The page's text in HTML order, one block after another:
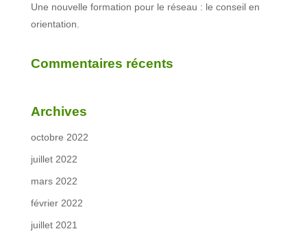
Une nouvelle formation pour le réseau : le conseil en
orientation.
Commentaires récents
Archives
octobre 2022
juillet 2022
mars 2022
février 2022
juillet 2021